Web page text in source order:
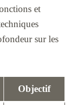
et
sur les
Objectif